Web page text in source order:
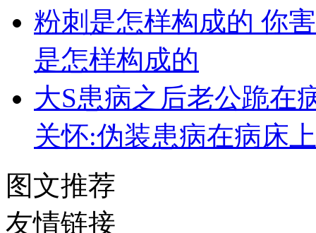
粉刺是怎样构成的 你
是怎样构成的
大S患病之后老公跪在
关怀:伪装患病在病床
图文推荐
友情链接